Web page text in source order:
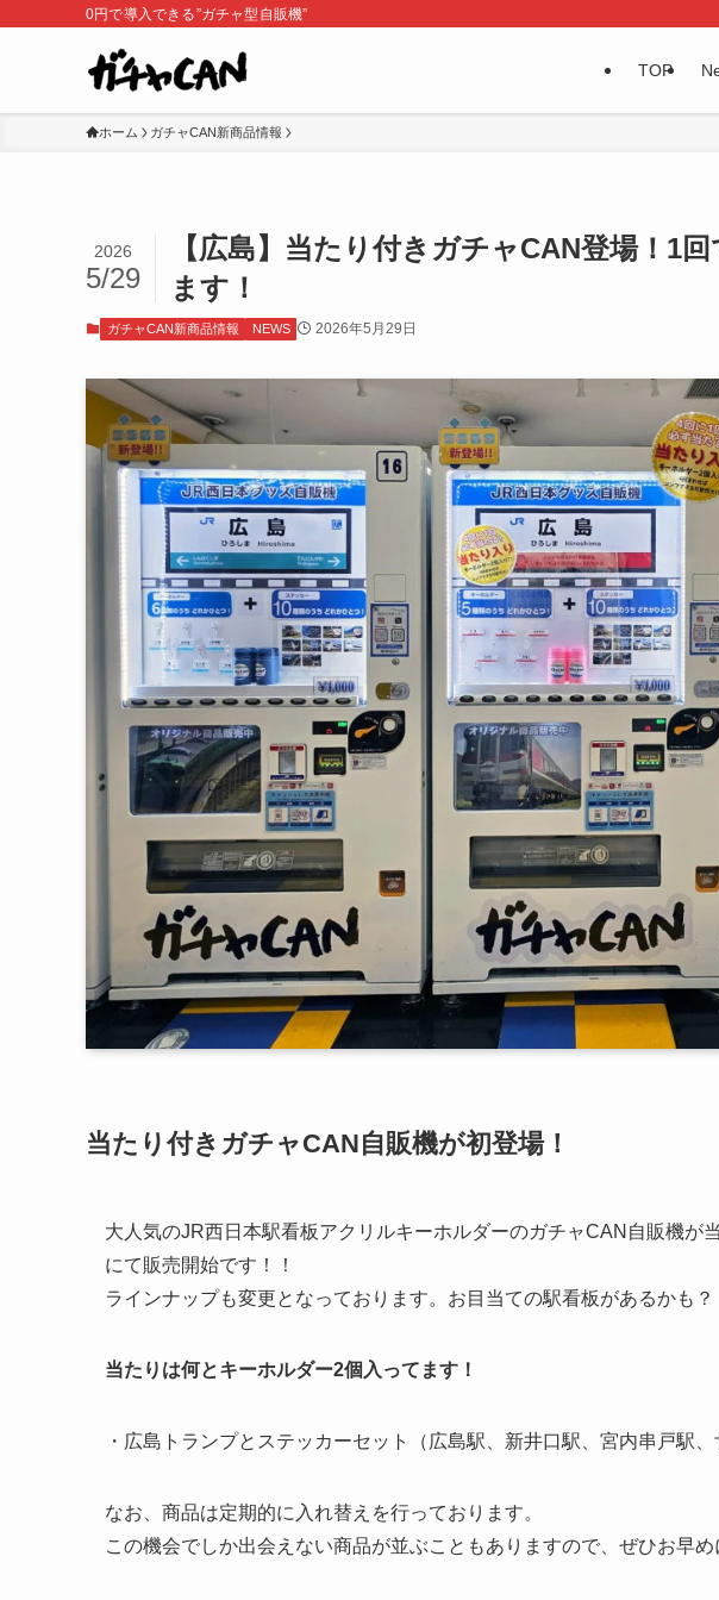
0円で導入できる”ガチャ型自販機”
TOP
ホーム ガチャCAN新商品情報
【広島】当たり付きガチャCAN登場！1
ます！
2026
5/29
ガチャCAN新商品情報 NEWS 2026年5月29日
当たり付きガチャCAN自販機が初登場！
大人気のJR西日本駅看板アクリルキーホルダーのガチャCAN自販機が
にて販売開始です！！
ラインナップも変更となっております。お目当ての駅看板があるかも？
当たりは何とキーホルダー2個入ってます！
・広島トランプとステッカーセット（広島駅、新井口駅、宮内串戸駅、
なお、商品は定期的に入れ替えを行っております。
この機会でしか出会えない商品が並ぶこともありますので、ぜひお早め